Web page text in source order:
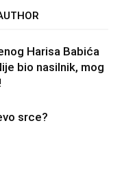
Harisa Babića
bio nasilnik, mog
srce?